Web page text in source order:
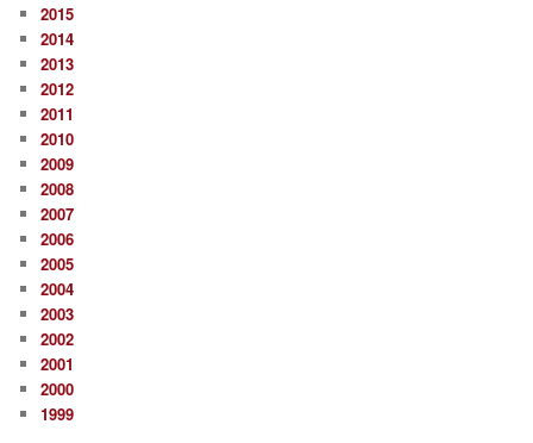
r
c
h
e
2015
2014
2013
2012
2011
2010
2009
2008
2007
2006
2005
2004
2003
2002
2001
2000
1999